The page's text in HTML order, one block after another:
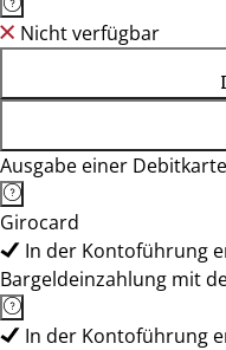
Nicht verfügbar
Ausgabe einer Debitkarte
Girocard
In der Kontoführung
Bargeldeinzahlung mit
In der Kontoführung